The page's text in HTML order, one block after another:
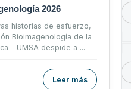
2026
historias de esfuerzo,
Bioimagenología de la
– UMSA despide a ...
Leer más